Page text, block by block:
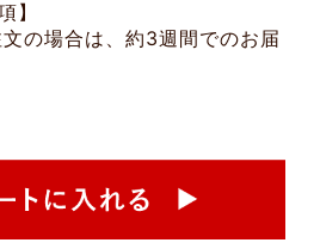
】
の場合は、約3週間でのお届